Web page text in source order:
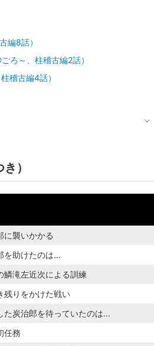
編8話）
ろ～、柱稽古編2話）
稽古編4話）
）
に襲いかかる
を助けたのは...
鱗滝左近次による訓練
残りをかけた戦い
た炭治郎を待っていたのは...
任務